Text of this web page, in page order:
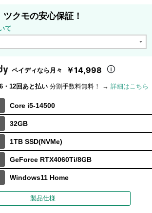
ツクモの安心保証！
て
ペイディなら月々 ￥14,998
・12回あと払い 分割手数料無料！ → 詳細はこちら
Core i5-14500
32GB
1TB SSD(NVMe)
GeForce RTX4060Ti/8GB
Windows11 Home
製品仕様